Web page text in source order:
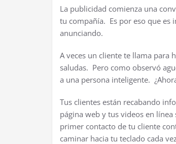
La publicidad comienza una
tu compañía. Es por eso que es
anunciando.
A veces un cliente te llama para
saludas. Pero como observó
a una persona inteligente.
Tus clientes están recabando
página web y tus videos en
primer contacto de tu cliente
caminar hacia tu teclado cada